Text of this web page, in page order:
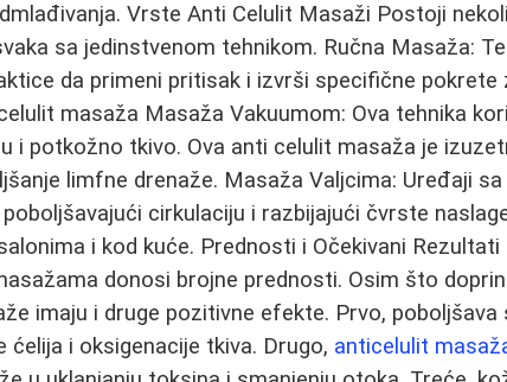
Vrste Anti Celulit Masaži Postoji
sa jedinstvenom tehnikom. Ručna Masaža:
da primeni pritisak i izvrši specifične pokrete
masaža Masaža Vakuumom: Ova tehnika
i potkožno tkivo. Ova anti celulit masaža je
limfne drenaže. Masaža Valjcima: Uređaji
cirkulaciju i razbijajući čvrste
i kod kuće. Prednosti i Očekivani Rezultati
donosi brojne prednosti. Osim što
imaju i druge pozitivne efekte. Prvo, poboljšava
ćelija i oksigenacije tkiva. Drugo, anticelulit